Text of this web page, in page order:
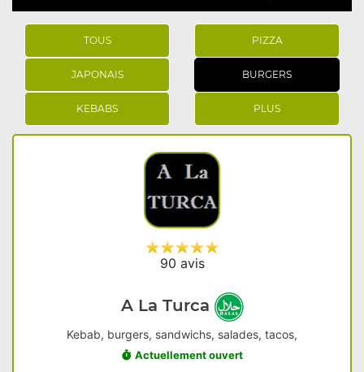
TOUS PIZZA
JAPONAIS BURGERS
KEBABS PLUS
90 avis
A La Turca
Kebab, burgers, sandwichs, salades, tacos,
Actuellement ouvert